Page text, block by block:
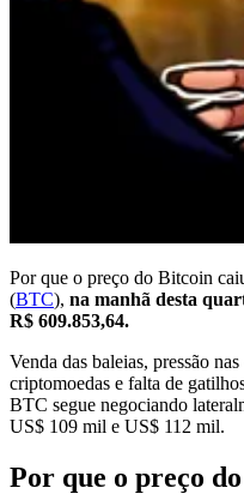
Por que o preço do Bitcoin
(BTC), na manhã desta
R$ 609.853,64.
Venda das baleias, pressão
criptomoedas e falta de
BTC segue negociando
US$ 109 mil e US$ 112 mil.
Por que o preço